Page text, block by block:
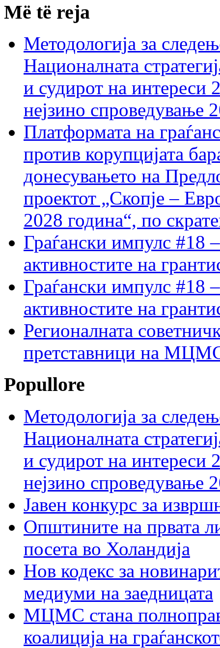
Më të reja
Методологија за
Националната
и судирот на интереси
нејзино спроведување
Платформата на
против корупцијата
донесувањето на
проектот „Скопје –
2028 година“, по
Граѓански импулс #18
активностите на
Граѓански импулс #18
активностите на
Регионалната
претставници на МЦМС
Popullore
Методологија за
Националната
и судирот на интереси
нејзино спроведување
Јавен конкурс за
Општините на првата
посета во Холандија
Нов кодекс за
медиуми на заедницата
МЦМС стана
коалиција на